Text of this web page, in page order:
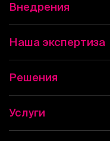
Внедрения
Наша экспертиза
Решения
Услуги